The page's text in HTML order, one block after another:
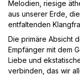
Melodien, riesige
aus unserer Erde,
entfaltenden
Die primäre Absicht
Empfänger mit dem
Liebe und
verbinden, das wir